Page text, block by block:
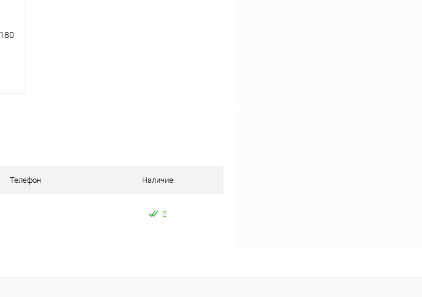
Телефон Наличие
2